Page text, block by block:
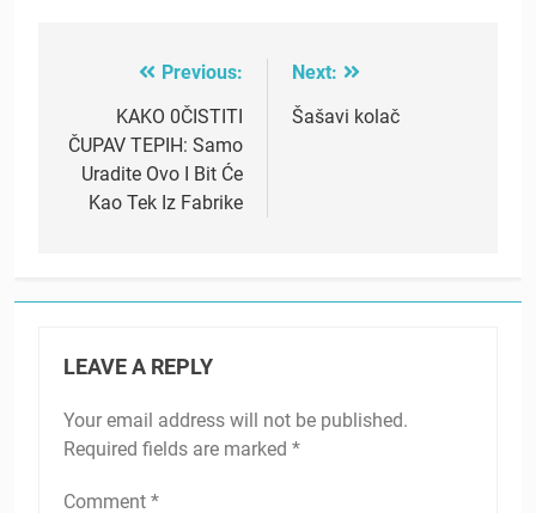
navigation
Previous:
KAKO 0ČISTITI
ČUPAV TEPIH: Samo
Uradite Ovo I Bit Će
Kao Tek Iz Fabrike
Next:
Šašavi kolač
LEAVE A REPLY
Your email address will not be published.
Required fields are marked *
Comment *